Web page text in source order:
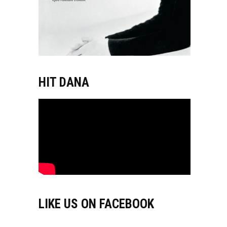
HIT DANA
LIKE US ON FACEBOOK